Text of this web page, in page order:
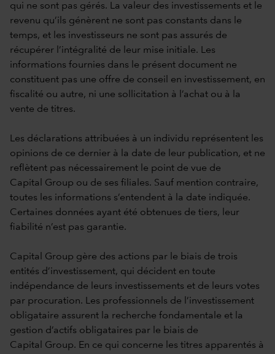
qui ne sont pas gérés. La valeur des investissements et le
revenu qu’ils génèrent ne sont pas constants dans le
temps, et les investisseurs ne sont pas assurés de
récupérer l’intégralité de leur mise initiale. Les
informations fournies dans le présent document ne
constituent pas une offre de conseil en investissement, en
fiscalité ou autre, ni une sollicitation à l’achat ou à la
vente de titres.
Les déclarations attribuées à un individu représentent les
opinions de ce dernier à la date de leur publication, et ne
reflètent pas nécessairement le point de vue de
Capital Group ou de ses filiales. Sauf mention contraire,
toutes les informations s’entendent à la date indiquée.
Certaines données ayant été obtenues de tiers, leur
fiabilité n’est pas garantie.
Capital Group gère des actions par le biais de trois
entités d’investissement, qui décident en toute
indépendance de leurs investissements et de leurs votes
par procuration. Les professionnels de l’investissement
obligataire assurent la recherche fondamentale et la
gestion d’actifs obligataires par le biais de
Capital Group. En ce qui concerne les titres apparentés à